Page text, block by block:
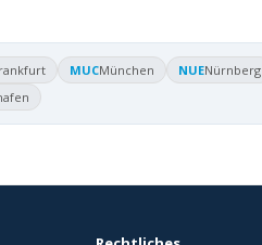
MUCMünchen NUENürnberg